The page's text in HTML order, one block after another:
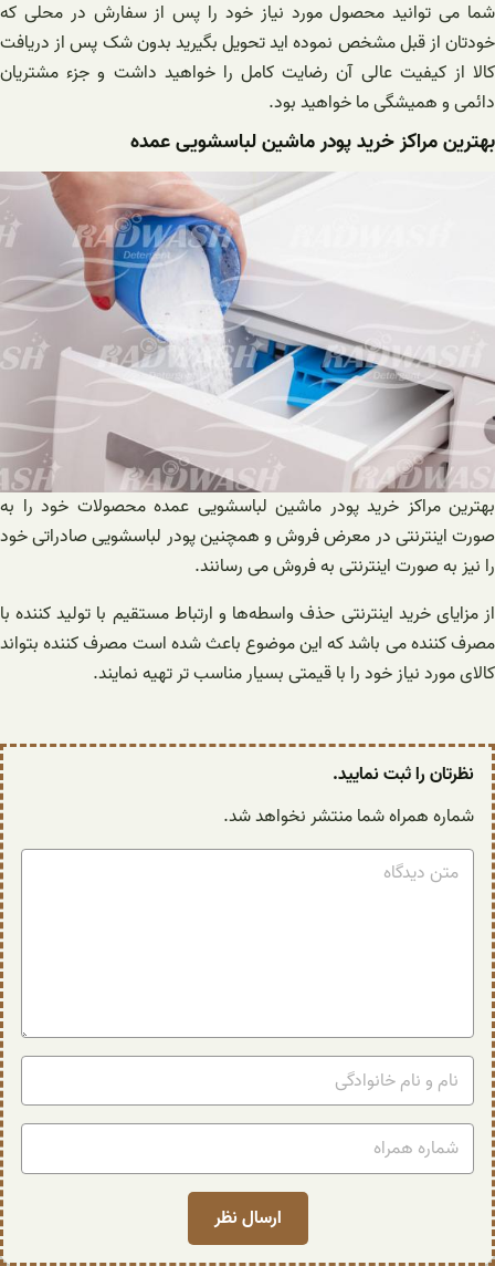
شما می توانید محصول مورد نیاز خود را پس از سفارش در محلی که
خودتان از قبل مشخص نموده اید تحویل بگیرید بدون شک پس از دریافت
کالا از کیفیت عالی آن رضایت کامل را خواهید داشت و جزء مشتریان
دائمی و همیشگی ما خواهید بود.
بهترین مراکز خرید پودر ماشین لباسشویی عمده
بهترین مراکز خرید پودر ماشین لباسشویی عمده محصولات خود را به
صورت اینترنتی در معرض فروش و همچنین پودر لباسشویی صادراتی خود
را نیز به صورت اینترنتی به فروش می رسانند.
از مزایای خرید اینترنتی حذف واسطه‌ها و ارتباط مستقیم با تولید کننده با
مصرف کننده می باشد که این موضوع باعث شده است مصرف کننده بتواند
کالای مورد نیاز خود را با قیمتی بسیار مناسب تر تهیه نمایند.
نظرتان را ثبت نمایید.
شماره همراه شما منتشر نخواهد شد.